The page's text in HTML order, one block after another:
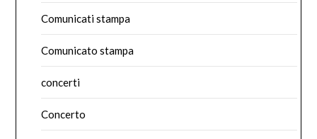
Comunicati stampa
Comunicato stampa
concerti
Concerto